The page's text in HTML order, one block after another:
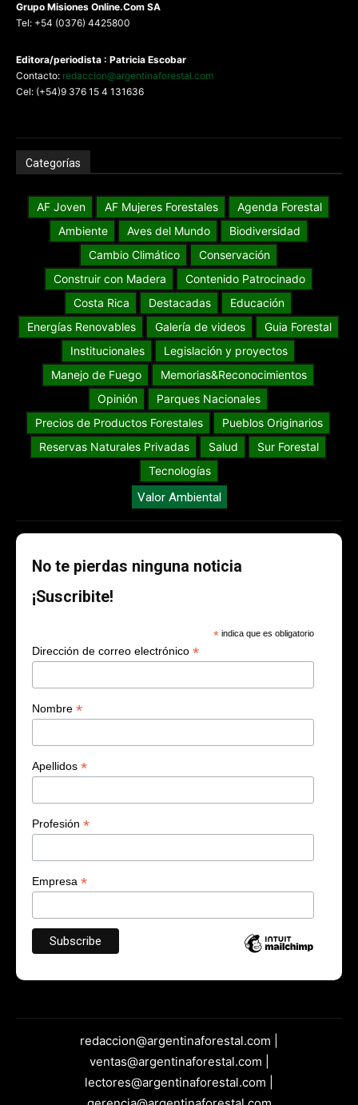
Grupo Misiones Online.Com SA
Tel: +54 (0376) 4425800
Editora/periodista : Patricia Escobar
Contacto: redaccion@argentinaforestal.com
Cel: (+54)9 376 15 4 131636
Categorías
AF Joven AF Mujeres Forestales
Agenda Forestal
Ambiente
Aves del Mundo
Biodiversidad
Cambio Climático
Conservación
Construir con Madera
Contenido Patrocinado
Costa Rica
Destacadas
Educación
Energías Renovables
Galería de videos
Guia Forestal
Institucionales
Legislación y proyectos
Manejo de Fuego
Memorias&Reconocimientos
Opinión
Parques Nacionales
Precios de Productos Forestales
Pueblos Originarios
Reservas Naturales Privadas
Salud
Sur Forestal
Tecnologías
Valor Ambiental
No te pierdas ninguna noticia
¡Suscribite!
* indica que es obligatorio
Dirección de correo electrónico *
Nombre *
Apellidos *
Profesión *
Empresa *
redaccion@argentinaforestal.com |
ventas@argentinaforestal.com |
lectores@argentinaforestal.com |